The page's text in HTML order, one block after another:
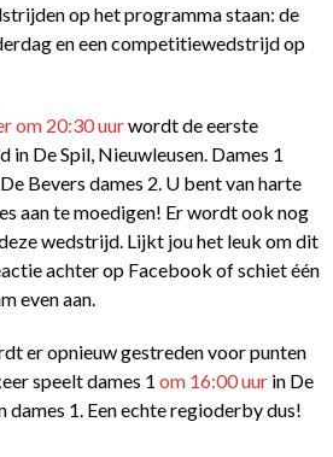
op het programma staan: de
en een competitiewedstrijd op
om 20:30 uurwordt de eerste
De Spil, Nieuwleusen. Dames 1
Bevers dames 2. U bent van harte
aan te moedigen! Er wordt ook nog
wedstrijd. Lijkt jou het leuk om dit
achter op Facebook of schiet één
even aan.
er opnieuw gestreden voor punten
speelt dames 1 om 16:00 uur in De
dames 1. Een echte regioderby dus!